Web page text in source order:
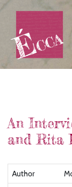
contenu
principal
An
and Rita
Author